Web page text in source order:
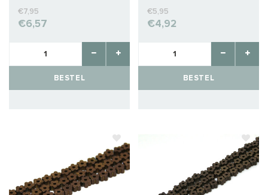
€7,95
€6,57
BESTEL
€5,95
€4,92
BESTEL